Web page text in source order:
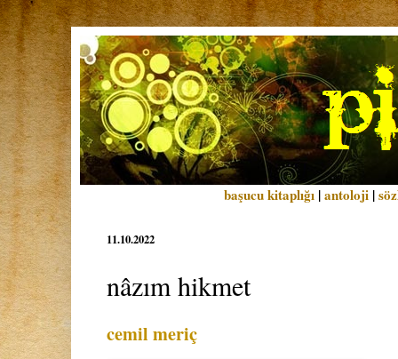
başucu kitaplığı |antoloji |
11.10.2022
nâzım hikmet
cemil meriç